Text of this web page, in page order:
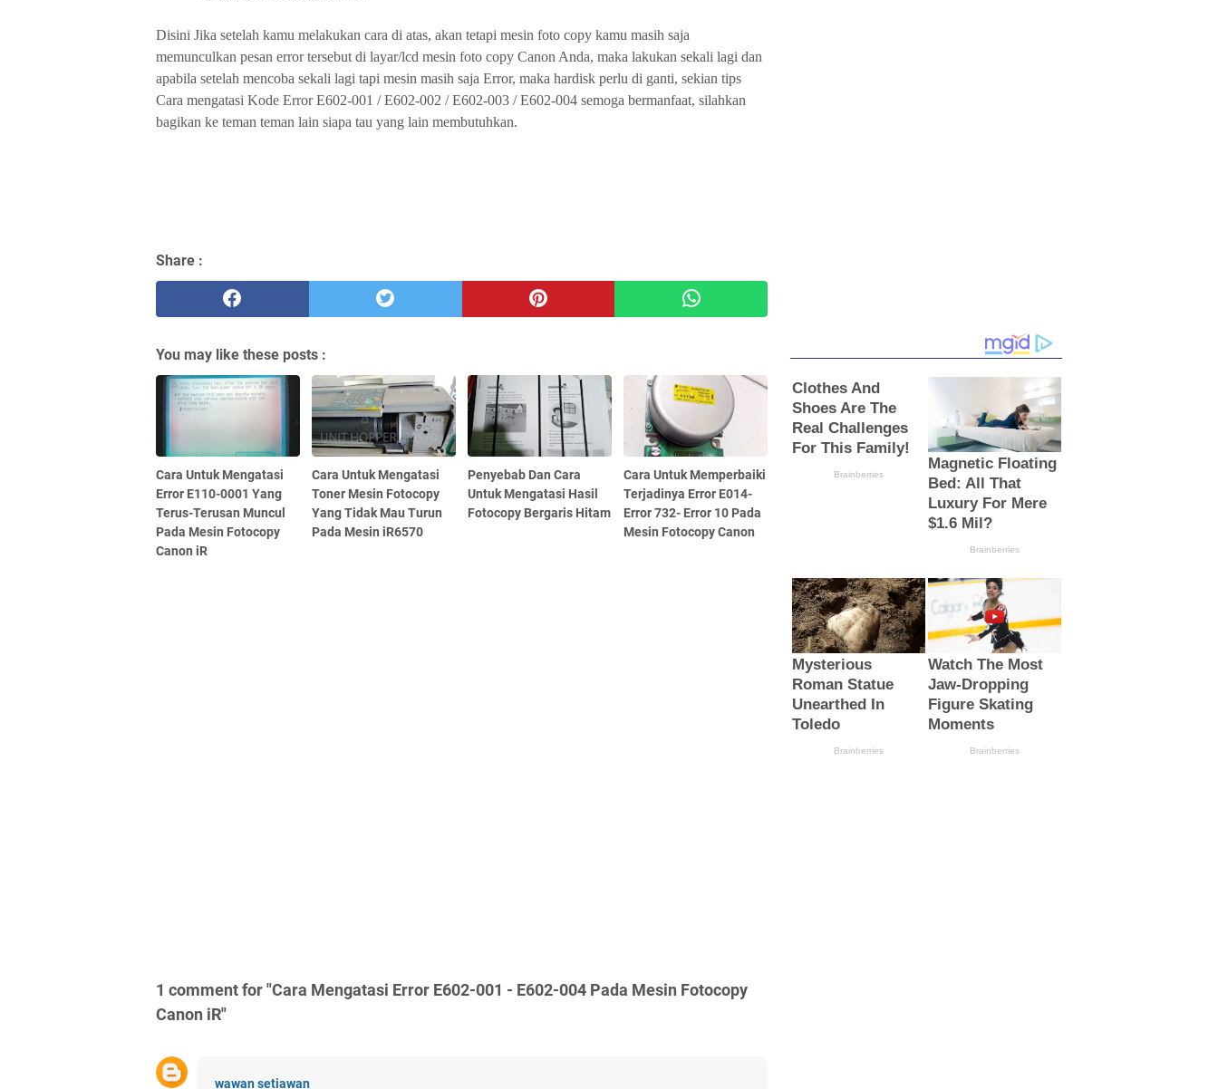
Disini Jika setelah kamu melakukan cara di atas, akan tetapi mesin foto copy kamu masih saja
memunculkan pesan error tersebut di layar/lcd mesin foto copy Canon Anda, maka lakukan sekali lagi dan
apabila setelah mencoba sekali lagi tapi mesin masih saja Error, maka hardisk perlu di ganti, sekian tips
Cara mengatasi Kode Error E602-001 / E602-002 / E602-003 / E602-004 semoga bermanfaat, silahkan
bagikan ke teman teman lain siapa tau yang lain membutuhkan.
Share :
You may like these posts :
Cara Untuk Mengatasi
Error E110-0001 Yang
Terus-Terusan Muncul
Pada Mesin Fotocopy
Canon iR
Cara Untuk Mengatasi
Toner Mesin Fotocopy
Yang Tidak Mau Turun
Pada Mesin iR6570
Penyebab Dan Cara
Untuk Mengatasi Hasil
Fotocopy Bergaris Hitam
Cara Untuk Memperbaiki
Terjadinya Error E014-
Error 732- Error 10 Pada
Mesin Fotocopy Canon
1 comment for "Cara Mengatasi Error E602-001 - E602-004 Pada Mesin Fotocopy
Canon iR"
wawan setiawan